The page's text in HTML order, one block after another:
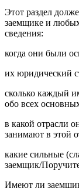
Этот раздел
заемщике и
сведения:
когда они были
их юридический
сколько каждый
обо всех
в какой отрасли
занимают в этой
какие сильные
заемщик/
Имеют ли